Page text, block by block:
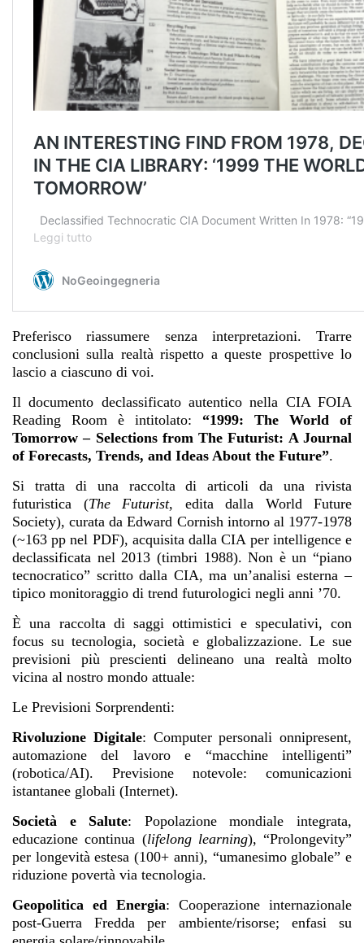
Preferisco riassumere senza interpretazioni. Trarre
conclusioni sulla realtà rispetto a queste prospettive lo
lascio a ciascuno di voi.
Il documento declassificato autentico nella CIA FOIA
Reading Room è intitolato: “1999: The World of
Tomorrow – Selections from The Futurist: A Journal
of Forecasts, Trends, and Ideas About the Future”.
Si tratta di una raccolta di articoli da una rivista
futuristica (The Futurist, edita dalla World Future
Society), curata da Edward Cornish intorno al 1977-1978
(~163 pp nel PDF), acquisita dalla CIA per intelligence e
declassificata nel 2013 (timbri 1988). Non è un “piano
tecnocratico” scritto dalla CIA, ma un’analisi esterna –
tipico monitoraggio di trend futurologici negli anni ’70.
È una raccolta di saggi ottimistici e speculativi, con
focus su tecnologia, società e globalizzazione. Le sue
previsioni più prescienti delineano una realtà molto
vicina al nostro mondo attuale:
Le Previsioni Sorprendenti:
Rivoluzione Digitale: Computer personali onnipresent,
automazione del lavoro e “macchine intelligenti”
(robotica/AI). Previsione notevole: comunicazioni
istantanee globali (Internet).
Società e Salute: Popolazione mondiale integrata,
educazione continua (lifelong learning), “Prolongevity”
per longevità estesa (100+ anni), “umanesimo globale” e
riduzione povertà via tecnologia.
Geopolitica ed Energia: Cooperazione internazionale
post-Guerra Fredda per ambiente/risorse; enfasi su